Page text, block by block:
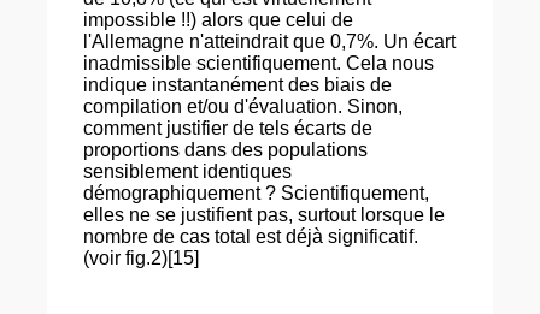
impossible !!) alors que celui de
l'Allemagne n'atteindrait que 0,7%. Un écart
inadmissible scientifiquement. Cela nous
indique instantanément des biais de
compilation et/ou d'évaluation. Sinon,
comment justifier de tels écarts de
proportions dans des populations
sensiblement identiques
démographiquement ? Scientifiquement,
elles ne se justifient pas, surtout lorsque le
nombre de cas total est déjà significatif.
(voir fig.2)[15]